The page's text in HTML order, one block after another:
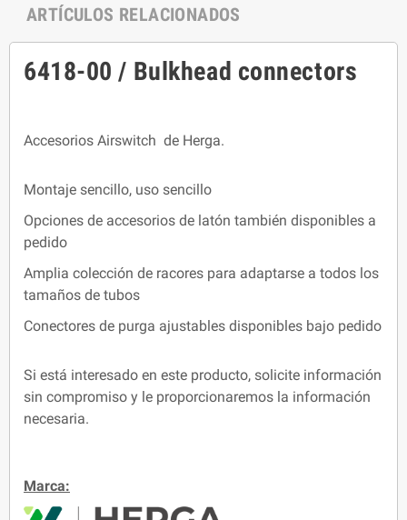
ARTÍCULOS RELACIONADOS
6418-00 / Bulkhead connectors
Accesorios Airswitch de Herga.
Montaje sencillo, uso sencillo
Opciones de accesorios de latón también disponibles a
pedido
Amplia colección de racores para adaptarse a todos los
tamaños de tubos
Conectores de purga ajustables disponibles bajo pedido
Si está interesado en este producto, solicite información
sin compromiso y le proporcionaremos la información
necesaria.
Marca: